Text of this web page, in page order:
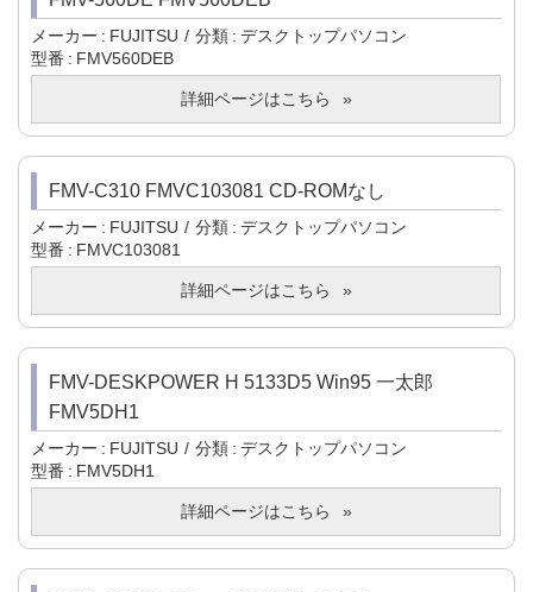
メーカー FUJITSU 分類
デスクトップパソコン
型番
FMV560DEB
詳細ページはこちら
FMV-C310 FMVC103081 CD-ROMなし
メーカー FUJITSU 分類
デスクトップパソコン
型番
FMVC103081
詳細ページはこちら
FMV-DESKPOWER H 5133D5 Win95 一太郎
FMV5DH1
メーカー FUJITSU 分類
デスクトップパソコン
型番
FMV5DH1
詳細ページはこちら